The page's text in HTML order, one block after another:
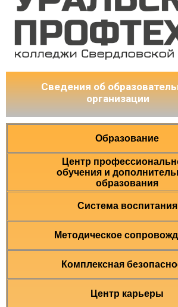
Сведения об
организации
Образование
Центр
обучения и
образования
Система воспитания
Методическое
Комплексная
Центр карьеры